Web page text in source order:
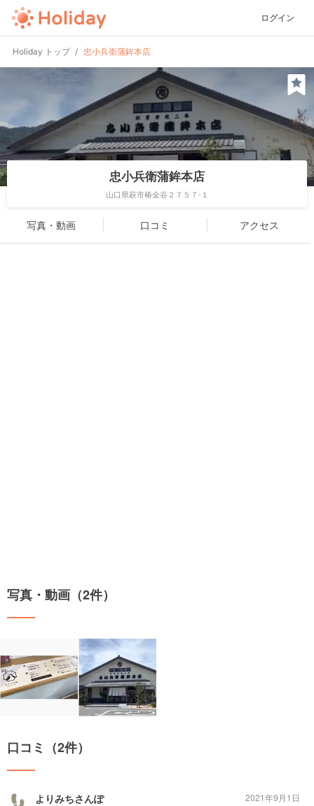
ログイン
Holiday トップ 忠小兵衛蒲鉾本店
忠小兵衛蒲鉾本店
山口県萩市椿金谷２７５７-１
写真・動画 口コミ アクセス
写真・動画（2件）
口コミ（2件）
よりみちさんぽ
2021年9月1日